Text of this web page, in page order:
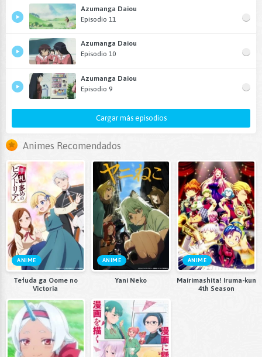
Azumanga Daiou
Episodio 11
Azumanga Daiou
Episodio 10
Azumanga Daiou
Episodio 9
Cargar más episodios
Animes Recomendados
ANIME
Tefuda ga Oome no
Victoria
ANIME
Yani Neko
ANIME
Mairimashita! Iruma-kun
4th Season